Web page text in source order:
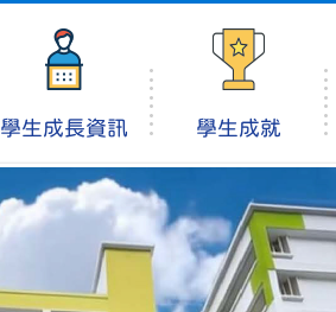
學生成長資訊 學生成就